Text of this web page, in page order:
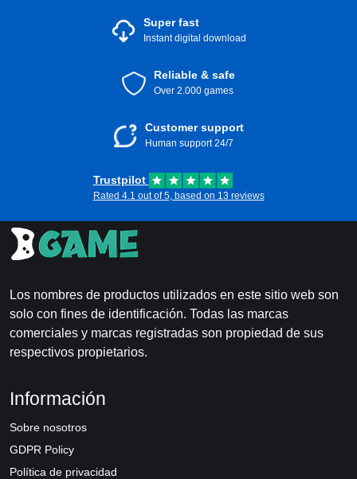
Super fast
Instant digital download
Reliable & safe
Over 2.000 games
Customer support
Human support 24/7
Trustpilot
Rated 4.1 out of 5, based on 13 reviews
Los nombres de productos utilizados en este sitio web son
solo con fines de identificación. Todas las marcas
comerciales y marcas registradas son propiedad de sus
respectivos propietarios.
Información
Sobre nosotros
GDPR Policy
Política de privacidad